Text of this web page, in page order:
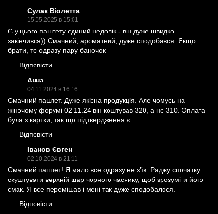
Сулак Віолетта
15.05.2025 в 15:01
Є у цього паштету єдиний недолік - він дуже швидко
закінчився)) Смачний, ароматний, дуже сподобався. Якщо
брати, то одразу пару баночок
Відповісти
Анна
04.11.2024 в 16:16
Смачний паштет. Дуже якісна продукція. Але чомусь на
жіночому форумі 02.11.24 він коштував 320, а не 310. Оплата
була з картки, так що підтвердження є
Відповісти
Іванов Євген
02.10.2024 в 21:11
Смачний паштет! Я мало все одразу не зʼїв. Раджу спочатку
скуштувати верхній шар чорного часнику, щоб зрозуміти його
смак. Я все перемішав і мені так дуже сподобалося.
Відповісти